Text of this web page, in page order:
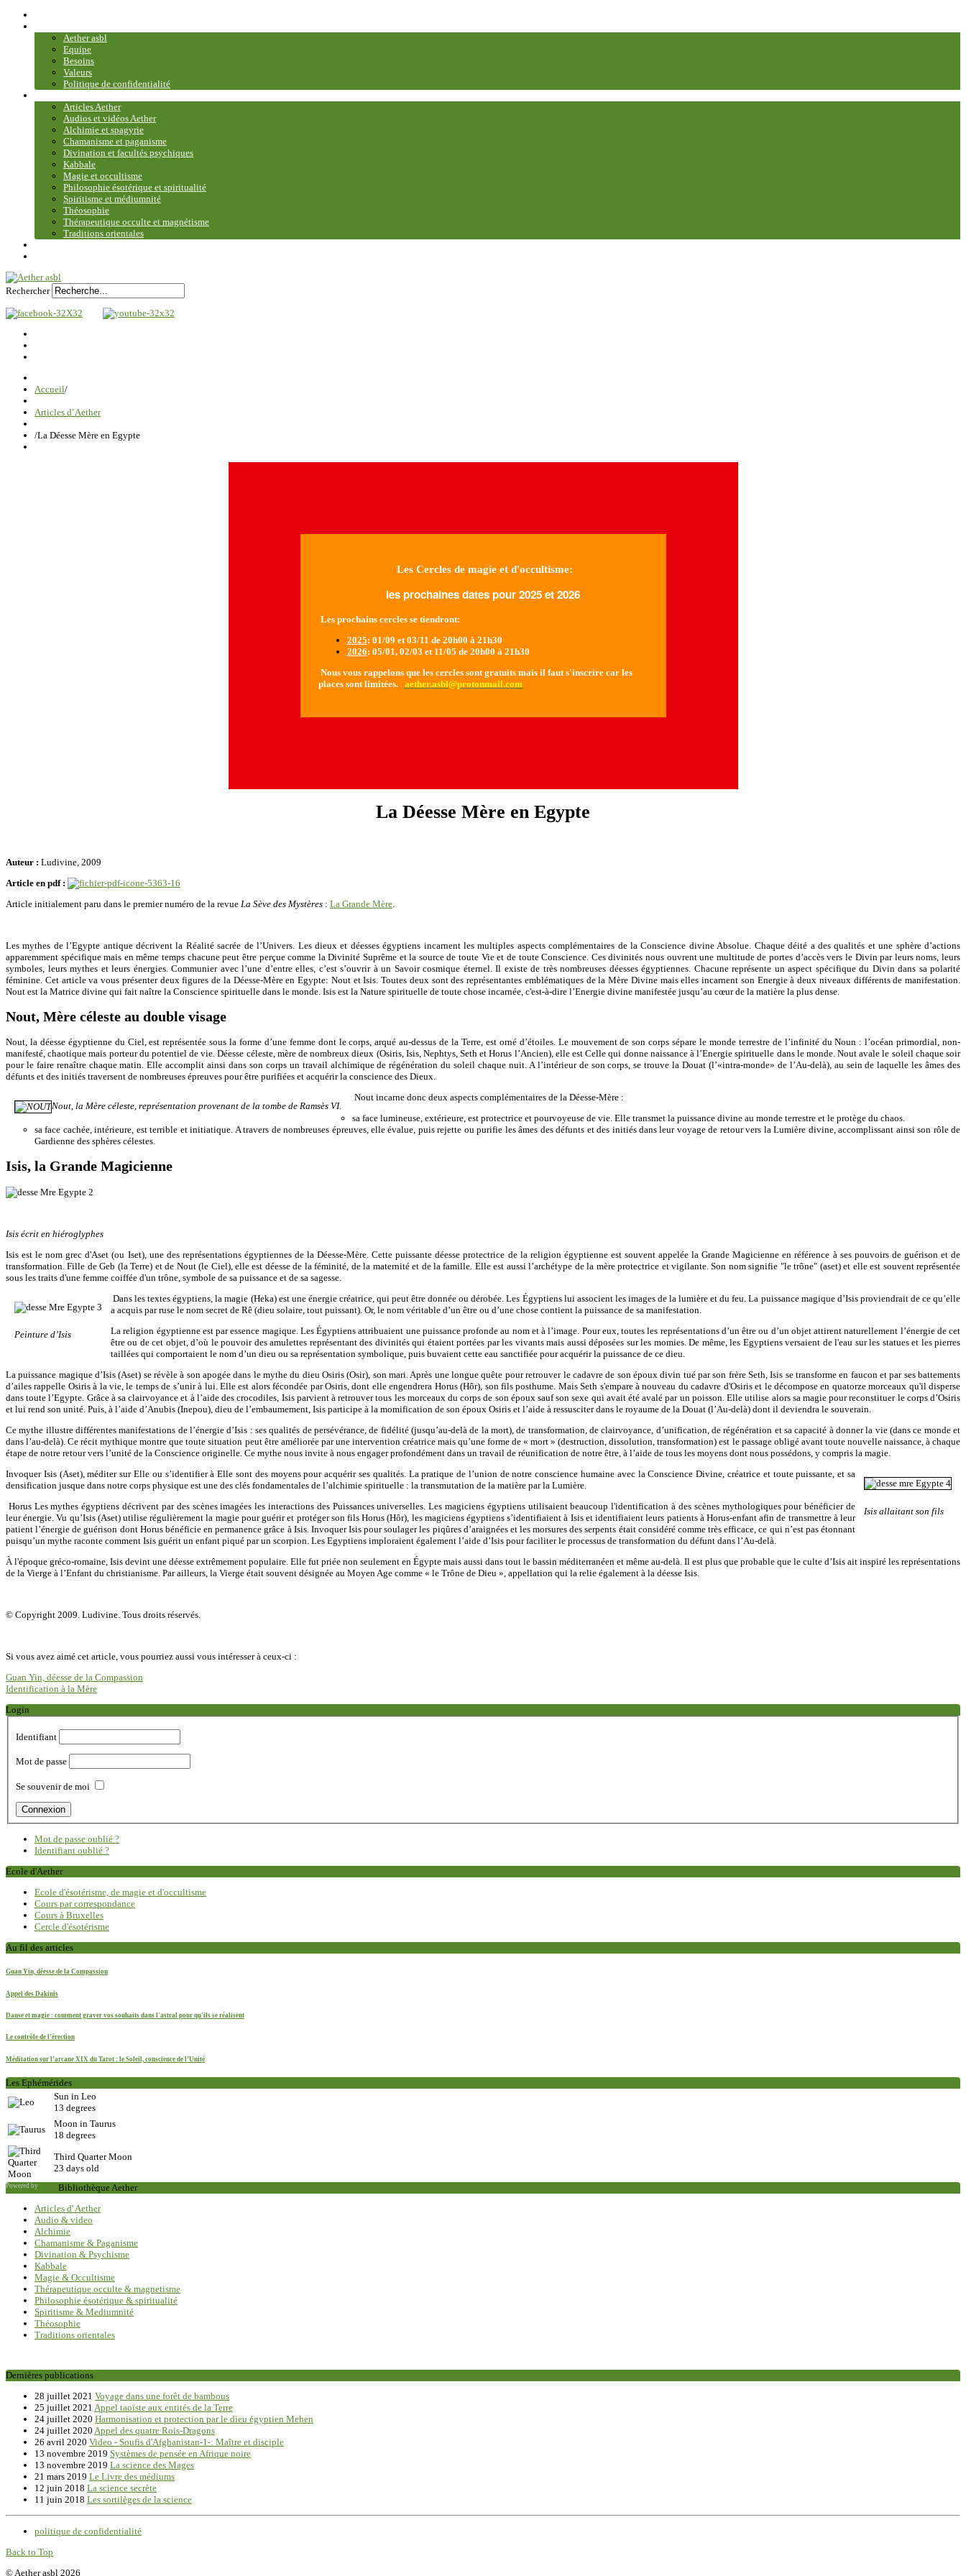
Aether asbl
Equipe
Besoins
Valeurs
Politique de confidentialité
Articles Aether
Audios et vidéos Aether
Alchimie et spagyrie
Chamanisme et paganisme
Divination et facultés psychiques
Kabbale
Magie et occultisme
Philosophie ésotérique et spiritualité
Spiritisme et médiumnité
Théosophie
Thérapeutique occulte et magnétisme
Traditions orientales
Rechercher
Accueil/
Articles d' Aether
/La Déesse Mère en Egypte
Les Cercles de magie et d'occultisme:
les prochaines dates pour 2025 et 2026
Les prochains cercles se tiendront:
2025: 01/09 et 03/11 de 20h00 à 21h30
2026: 05/01, 02/03 et 11/05 de 20h00 à 21h30
Nous vous rappelons que les cercles sont gratuits mais il faut s'inscrire car les
places sont limitées.
aether.asbl@protonmail.com
La Déesse Mère en Egypte
Auteur : Ludivine, 2009
Article en pdf :
Article initialement paru dans le premier numéro de la revue La Sève des Mystères : La Grande Mère
Les mythes de l’Egypte antique décrivent la Réalité sacrée de l’Univers. Les dieux et déesses égyptiens incarnent les multiples aspects complémentaires de la Conscience divine Absolue. Chaque déité a des qualités et une sphère d’actions
apparemment spécifique mais en même temps chacune peut être perçue comme la Divinité Suprême et la source de toute Vie et de toute Conscience. Ces divinités nous ouvrent une multitude de portes d’accès vers le Divin par leurs noms, leurs
symboles, leurs mythes et leurs énergies. Communier avec l’une d’entre elles, c’est s’ouvrir à un Savoir cosmique éternel. Il existe de très nombreuses déesses égyptiennes. Chacune représente un aspect spécifique du Divin dans sa polarité
féminine. Cet article va vous présenter deux figures de la Déesse-Mère en Egypte: Nout et Isis. Toutes deux sont des représentantes emblématiques de la Mère Divine mais elles incarnent son Energie à deux niveaux différents de manifestation.
Nout est la Matrice divine qui fait naître la Conscience spirituelle dans le monde. Isis est la Nature spirituelle de toute chose incarnée, c'est-à-dire l’Energie divine manifestée jusqu’au cœur de la matière la plus dense.
Nout, Mère céleste au double visage
Nout, la déesse égyptienne du Ciel, est représentée sous la forme d’une femme dont le corps, arqué au-dessus de la Terre, est orné d’étoiles. Le mouvement de son corps sépare le monde terrestre de l’infinité du Noun : l’océan primordial, non-
manifesté, chaotique mais porteur du potentiel de vie. Déesse céleste, mère de nombreux dieux (Osiris, Isis, Nephtys, Seth et Horus l’Ancien), elle est Celle qui donne naissance à l’Energie spirituelle dans le monde. Nout avale le soleil chaque soir
pour le faire renaître chaque matin. Elle accomplit ainsi dans son corps un travail alchimique de régénération du soleil chaque nuit. A l’intérieur de son corps, se trouve la Douat (l’«intra-monde» de l’Au-delà), au sein de laquelle les âmes des
défunts et des initiés traversent de nombreuses épreuves pour être purifiées et acquérir la conscience des Dieux.
Nout, la Mère céleste, représentation provenant de la tombe de Ramsès VI.
Nout incarne donc deux aspects complémentaires de la Déesse-Mère :
sa face lumineuse, extérieure, est protectrice et pourvoyeuse de vie. Elle transmet la puissance divine au monde terrestre et le protège du chaos.
sa face cachée, intérieure, est terrible et initiatique. A travers de nombreuses épreuves, elle évalue, puis rejette ou purifie les âmes des défunts et des initiés dans leur voyage de retour vers la Lumière divine, accomplissant ainsi son rôle de
Gardienne des sphères célestes.
Isis, la Grande Magicienne
Isis écrit en hiéroglyphes
Isis est le nom grec d'Aset (ou Iset), une des représentations égyptiennes de la Déesse-Mère. Cette puissante déesse protectrice de la religion égyptienne est souvent appelée la Grande Magicienne en référence à ses pouvoirs de guérison et de
transformation. Fille de Geb (la Terre) et de Nout (le Ciel), elle est déesse de la féminité, de la maternité et de la famille. Elle est aussi l’archétype de la mère protectrice et vigilante. Son nom signifie "le trône" (aset) et elle est souvent représentée
sous les traits d'une femme coiffée d'un trône, symbole de sa puissance et de sa sagesse.
Peinture d’Isis
Dans les textes égyptiens, la magie (Heka) est une énergie créatrice, qui peut être donnée ou dérobée. Les Égyptiens lui associent les images de la lumière et du feu. La puissance magique d’Isis proviendrait de ce qu’elle
a acquis par ruse le nom secret de Rê (dieu solaire, tout puissant). Or, le nom véritable d’un être ou d’une chose contient la puissance de sa manifestation.
La religion égyptienne est par essence magique. Les Égyptiens attribuaient une puissance profonde au nom et à l’image. Pour eux, toutes les représentations d’un être ou d’un objet attirent naturellement l’énergie de cet
être ou de cet objet, d’où le pouvoir des amulettes représentant des divinités qui étaient portées par les vivants mais aussi déposées sur les momies. De même, les Egyptiens versaient de l'eau sur les statues et les pierres
taillées qui comportaient le nom d’un dieu ou sa représentation symbolique, puis buvaient cette eau sanctifiée pour acquérir la puissance de ce dieu.
La puissance magique d’Isis (Aset) se révèle à son apogée dans le mythe du dieu Osiris (Osir), son mari. Après une longue quête pour retrouver le cadavre de son époux divin tué par son frère Seth, Isis se transforme en faucon et par ses battements
d’ailes rappelle Osiris à la vie, le temps de s’unir à lui. Elle est alors fécondée par Osiris, dont elle engendrera Horus (Hôr), son fils posthume. Mais Seth s'empare à nouveau du cadavre d'Osiris et le décompose en quatorze morceaux qu'il disperse
dans toute l’Egypte. Grâce à sa clairvoyance et à l’aide des crocodiles, Isis parvient à retrouver tous les morceaux du corps de son époux sauf son sexe qui avait été avalé par un poisson. Elle utilise alors sa magie pour reconstituer le corps d’Osiris
et lui rend son unité. Puis, à l’aide d’Anubis (Inepou), dieu de l’embaumement, Isis participe à la momification de son époux Osiris et l’aide à ressusciter dans le royaume de la Douat (l’Au-delà) dont il deviendra le souverain.
Ce mythe illustre différentes manifestations de l’énergie d’Isis : ses qualités de persévérance, de fidélité (jusqu’au-delà de la mort), de transformation, de clairvoyance, d’unification, de régénération et sa capacité à donner la vie (dans ce monde et
dans l’au-delà). Ce récit mythique montre que toute situation peut être améliorée par une intervention créatrice mais qu’une forme de « mort » (destruction, dissolution, transformation) est le passage obligé avant toute nouvelle naissance, à chaque
étape de notre retour vers l’unité de la Conscience originelle. Ce mythe nous invite à nous engager profondément dans un travail de réunification de notre être, à l’aide de tous les moyens dont nous possédons, y compris la magie.
Isis allaitant son fils
Invoquer Isis (Aset), méditer sur Elle ou s’identifier à Elle sont des moyens pour acquérir ses qualités. La pratique de l’union de notre conscience humaine avec la Conscience Divine, créatrice et toute puissante, et sa
densification jusque dans notre corps physique est une des clés fondamentales de l’alchimie spirituelle : la transmutation de la matière par la Lumière.
Horus Les mythes égyptiens décrivent par des scènes imagées les interactions des Puissances universelles. Les magiciens égyptiens utilisaient beaucoup l'identification à des scènes mythologiques pour bénéficier de
leur énergie. Vu qu’Isis (Aset) utilise régulièrement la magie pour guérir et protéger son fils Horus (Hôr), les magiciens égyptiens s’identifiaient à Isis et identifiaient leurs patients à Horus-enfant afin de transmettre à leur
patient l’énergie de guérison dont Horus bénéficie en permanence grâce à Isis. Invoquer Isis pour soulager les piqûres d’araignées et les morsures des serpents était considéré comme très efficace, ce qui n’est pas étonnant
puisqu’un mythe raconte comment Isis guérit un enfant piqué par un scorpion. Les Egyptiens imploraient également l’aide d’Isis pour faciliter le processus de transformation du défunt dans l’Au-delà.
À l'époque gréco-romaine, Isis devint une déesse extrêmement populaire. Elle fut priée non seulement en Égypte mais aussi dans tout le bassin méditerranéen et même au-delà. Il est plus que probable que le culte d’Isis ait inspiré les représentations
de la Vierge à l’Enfant du christianisme. Par ailleurs, la Vierge était souvent désignée au Moyen Age comme « le Trône de Dieu », appellation qui la relie également à la déesse Isis.
© Copyright 2009. Ludivine. Tous droits réservés.
Si vous avez aimé cet article, vous pourriez aussi vous intéresser à ceux-ci :
Guan Yin, déesse de la Compassion
Identification à la Mère
Login
Identifiant
Mot de passe
Se souvenir de moi
Mot de passe oublié ?
Identifiant oublié ?
Ecole d'Aether
Ecole d'ésotérisme, de magie et d'occultisme
Cours par correspondance
Cours à Bruxelles
Cercle d'ésotérisme
Au fil des articles
Guan Yin, déesse de la Compassion
Appel des Dakinis
Danse et magie : comment graver vos souhaits dans l'astral pour qu'ils se réalisent
Le contrôle de l’érection
Méditation sur l’arcane XIX du Tarot : le Soleil, conscience de l’Unité
Les Ephémérides
Sun in Leo
13 degrees
Moon in Taurus
18 degrees
Third Quarter Moon
23 days old
Powered by
Bibliothèque Aether
Articles d' Aether
Audio & video
Alchimie
Chamanisme & Paganisme
Divination & Psychisme
Kabbale
Magie & Occultisme
Thérapeutique occulte & magnetisme
Philosophie ésotérique & spiritualité
Spiritisme & Mediumnité
Théosophie
Traditions orientales
Dernières publications
28 juillet 2021 Voyage dans une forêt de bambous
25 juillet 2021 Appel taoïste aux entités de la Terre
24 juillet 2020 Harmonisation et protection par le dieu égyptien Mehen
24 juillet 2020 Appel des quatre Rois-Dragons
26 avril 2020 Video - Soufis d'Afghanistan-1-: Maître et disciple
13 novembre 2019 Systèmes de pensée en Afrique noire
13 novembre 2019 La science des Mages
21 mars 2019 Le Livre des médiums
12 juin 2018 La science secrète
11 juin 2018 Les sortilèges de la science
politique de confidentialité
Back to Top
© Aether asbl 2026